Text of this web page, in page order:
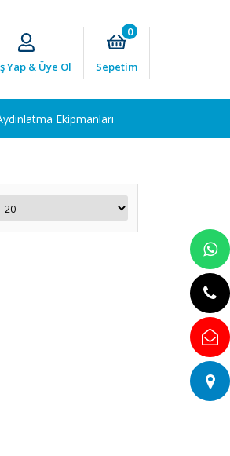
Yap & Üye Ol
0
Sepetim
Ekipmanları